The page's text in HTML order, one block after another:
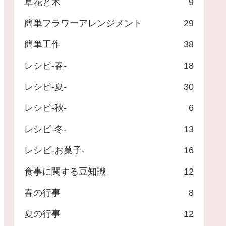
簡単フラワーアレンジメント 29
簡単工作 38
レシピ-春- 18
レシピ-夏- 30
レシピ-秋- 6
レシピ-冬- 13
レシピ-お菓子- 16
食事に関する豆知識 12
春の行事 8
夏の行事 12